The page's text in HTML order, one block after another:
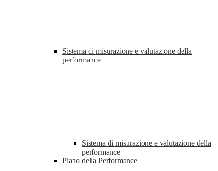
Sistema di misurazione e valutazione della
performance
Sistema di misurazione e valutazione della
performance
Piano della Performance